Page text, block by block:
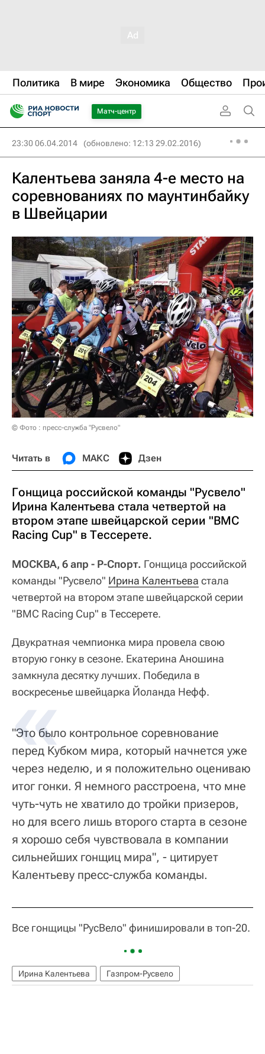
Политика В мире Экономика Общество
Матч-центр
23:30 06.04.2014 (обновлено: 12:13 29.02.2016)
Калентьева заняла 4-е место на
соревнованиях по маунтинбайку
в Швейцарии
© Фото : пресс-служба "Русвело"
Читать в МАКС Дзен
Гонщица российской команды "Русвело"
Ирина Калентьева стала четвертой на
втором этапе швейцарской серии "BMC
Racing Cup" в Тессерете.
МОСКВА, 6 апр - Р-Спорт. Гонщица российской
команды "Русвело" Ирина Калентьева стала
четвертой на втором этапе швейцарской серии
"BMC Racing Cup" в Тессерете.
Двукратная чемпионка мира провела свою
вторую гонку в сезоне. Екатерина Аношина
замкнула десятку лучших. Победила в
воскресенье швейцарка Йоланда Нефф.
"Это было контрольное соревнование
перед Кубком мира, который начнется уже
через неделю, и я положительно оцениваю
итог гонки. Я немного расстроена, что мне
чуть-чуть не хватило до тройки призеров,
но для всего лишь второго старта в сезоне
я хорошо себя чувствовала в компании
сильнейших гонщиц мира", - цитирует
Калентьеву пресс-служба команды.
Все гонщицы "РусВело" финишировали в топ-20.
Ирина Калентьева Газпром-Русвело